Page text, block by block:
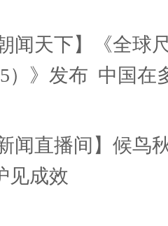
朝闻天下】《全球
）》发布 中国在
新闻直播间】候鸟
见成效